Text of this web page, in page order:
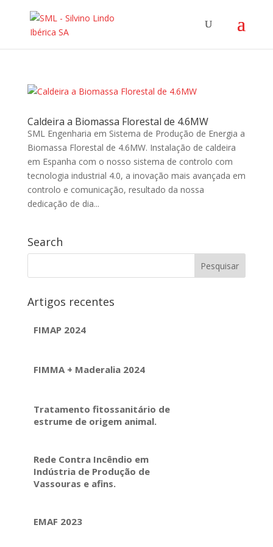
Caldeira a Biomassa Florestal de 4.6MW
SML Engenharia em Sistema de Produção de Energia a
Biomassa Florestal de 4.6MW. Instalação de caldeira
em Espanha com o nosso sistema de controlo com
tecnologia industrial 4.0, a inovação mais avançada em
controlo e comunicação, resultado da nossa
dedicação de dia...
Search
Artigos recentes
FIMAP 2024
FIMMA + Maderalia 2024
Tratamento fitossanitário de
estrume de origem animal.
Rede Contra Incêndio em
Indústria de Produção de
Vassouras e afins.
EMAF 2023